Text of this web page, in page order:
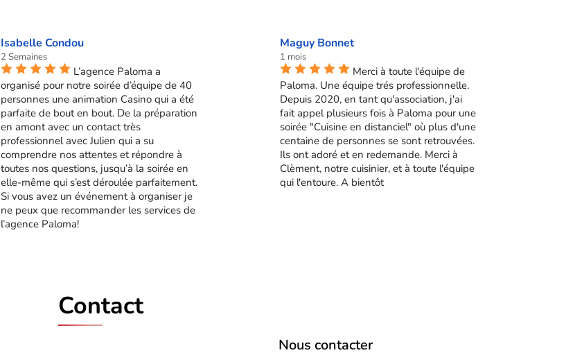
Isabelle Condou
2 Semaines
L’agence Paloma a
organisé pour notre soirée d’équipe de 40
personnes une animation Casino qui a été
parfaite de bout en bout. De la préparation
en amont avec un contact très
professionnel avec Julien qui a su
comprendre nos attentes et répondre à
toutes nos questions, jusqu’à la soirée en
elle-même qui s’est déroulée parfaitement.
Si vous avez un événement à organiser je
ne peux que recommander les services de
l’agence Paloma!
Maguy Bonnet
1 mois
Merci à toute l'équipe de
Paloma. Une équipe trés professionnelle.
Depuis 2020, en tant qu'association, j'ai
fait appel plusieurs fois à Paloma pour une
soirée "Cuisine en distanciel" où plus d'une
centaine de personnes se sont retrouvées.
Ils ont adoré et en redemande. Merci à
Clèment, notre cuisinier, et à toute l'équipe
qui l'entoure. A bientôt
Contact
Nous contacter